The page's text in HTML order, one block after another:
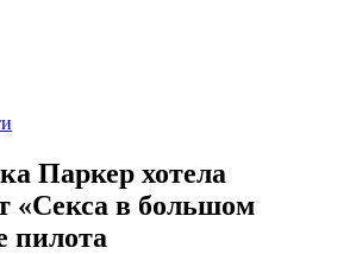
Паркер хотела
«Секса в большом
пилота